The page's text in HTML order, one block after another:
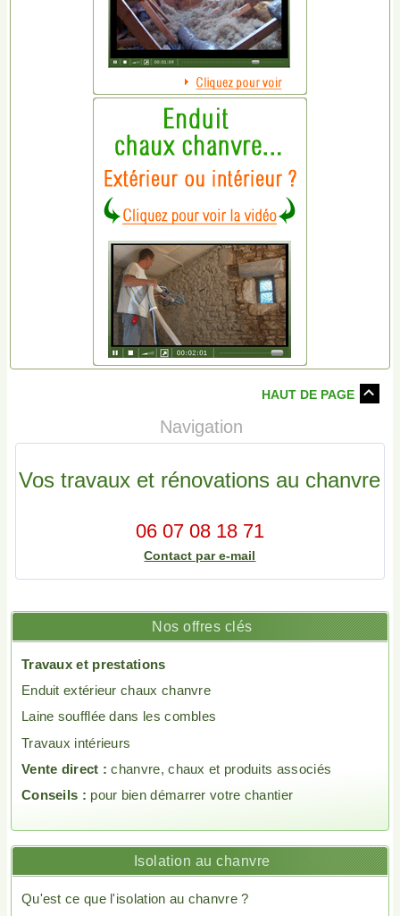
HAUT DE PAGE
Navigation
Vos travaux et rénovations au chanvre
06 07 08 18 71
Contact par e-mail
Nos offres clés
Travaux et prestations
Enduit extérieur chaux chanvre
Laine soufflée dans les combles
Travaux intérieurs
Vente direct : chanvre, chaux et produits associés
Conseils : pour bien démarrer votre chantier
Isolation au chanvre
Qu'est ce que l'isolation au chanvre ?